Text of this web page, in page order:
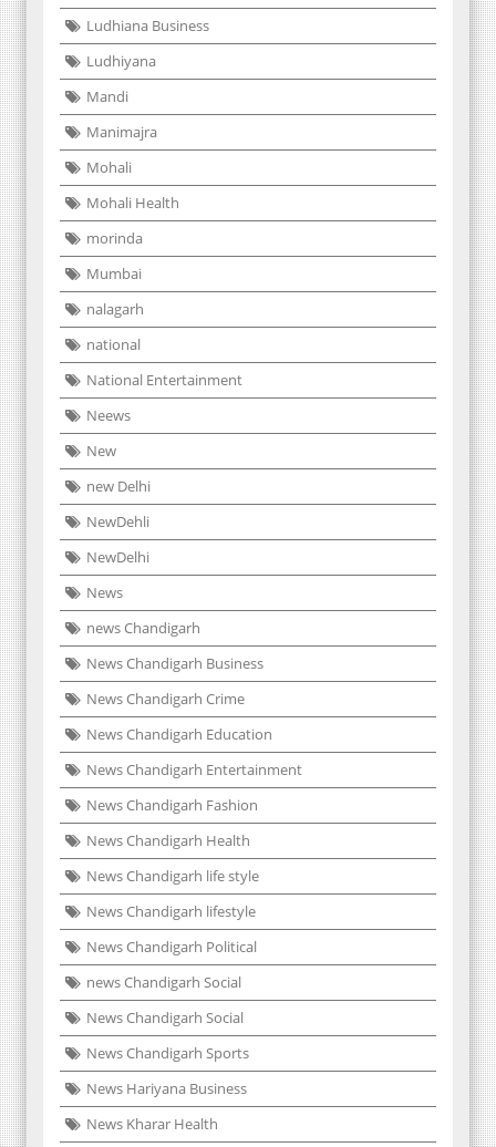
Ludhiana Business
Ludhiyana
Mandi
Manimajra
Mohali
Mohali Health
morinda
Mumbai
nalagarh
national
National Entertainment
Neews
New
new Delhi
NewDehli
NewDelhi
News
news Chandigarh
News Chandigarh Business
News Chandigarh Crime
News Chandigarh Education
News Chandigarh Entertainment
News Chandigarh Fashion
News Chandigarh Health
News Chandigarh life style
News Chandigarh lifestyle
News Chandigarh Political
news Chandigarh Social
News Chandigarh Social
News Chandigarh Sports
News Hariyana Business
News Kharar Health